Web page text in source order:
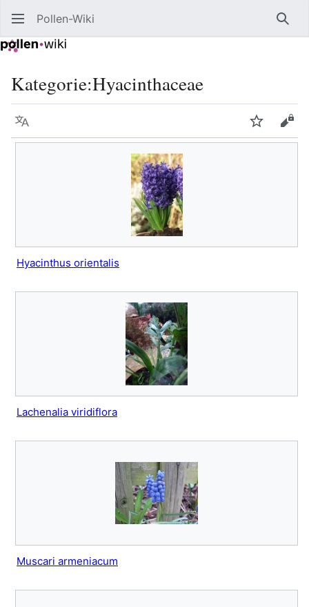
Pollen-Wiki
Kategorie:Hyacinthaceae
Sprache
Hyacinthus orientalis
Lachenalia viridiflora
Muscari armeniacum